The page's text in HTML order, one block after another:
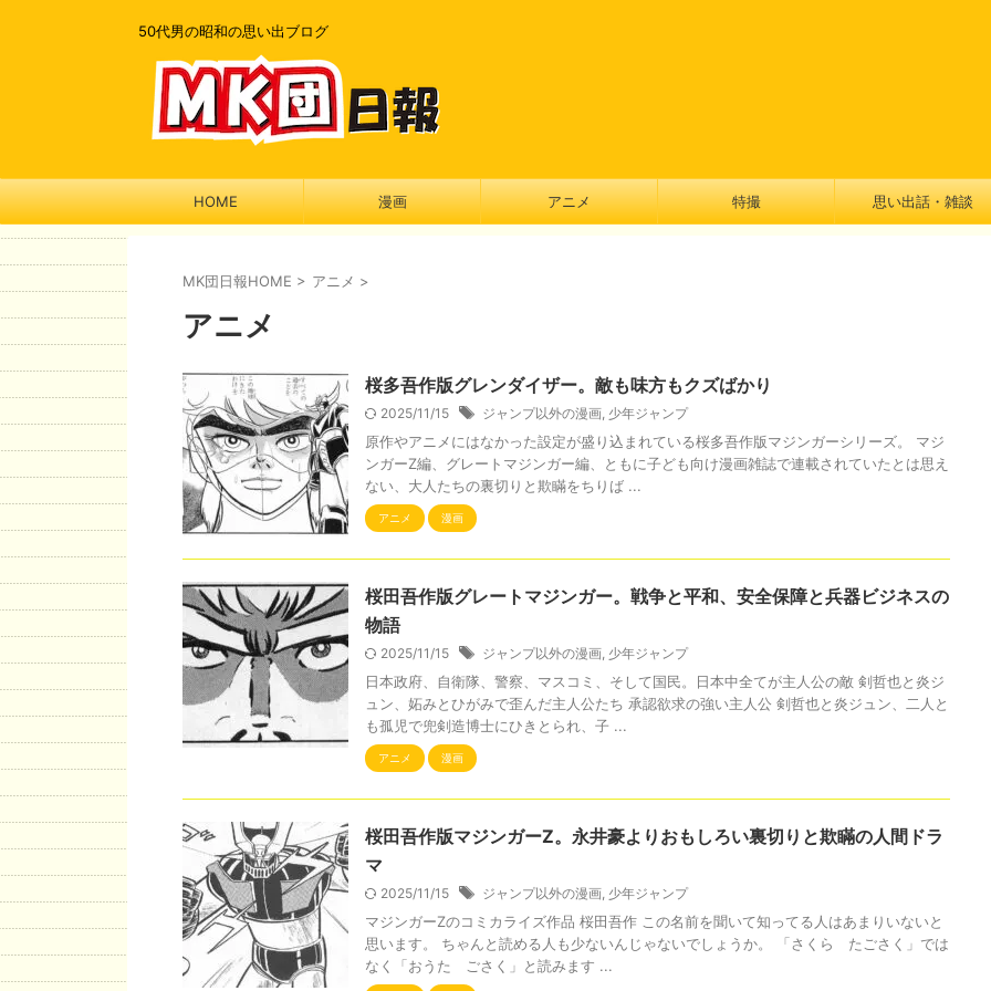
50代男の昭和の思い出ブログ
HOME 漫画 アニメ 特撮 思い出話・雑談
MK団日報HOME > アニメ >
アニメ
桜多吾作版グレンダイザー。敵も味方もクズばかり
2025/11/15 ジャンプ以外の漫画, 少年ジャンプ
原作やアニメにはなかった設定が盛り込まれている桜多吾作版マジンガーシリーズ。 マジ
ンガーZ編、グレートマジンガー編、ともに子ども向け漫画雑誌で連載されていたとは思え
ない、大人たちの裏切りと欺瞞をちりば ...
アニメ 漫画
桜田吾作版グレートマジンガー。戦争と平和、安全保障と兵器ビジネスの
物語
2025/11/15 ジャンプ以外の漫画, 少年ジャンプ
日本政府、自衛隊、警察、マスコミ、そして国民。日本中全てが主人公の敵 剣哲也と炎ジ
ュン、妬みとひがみで歪んだ主人公たち 承認欲求の強い主人公 剣哲也と炎ジュン、二人と
も孤児で兜剣造博士にひきとられ、子 ...
アニメ 漫画
桜田吾作版マジンガーZ。永井豪よりおもしろい裏切りと欺瞞の人間ドラ
マ
2025/11/15 ジャンプ以外の漫画, 少年ジャンプ
マジンガーZのコミカライズ作品 桜田吾作 この名前を聞いて知ってる人はあまりいないと
思います。 ちゃんと読める人も少ないんじゃないでしょうか。 「さくら たごさく」では
なく「おうた ごさく」と読みます ...